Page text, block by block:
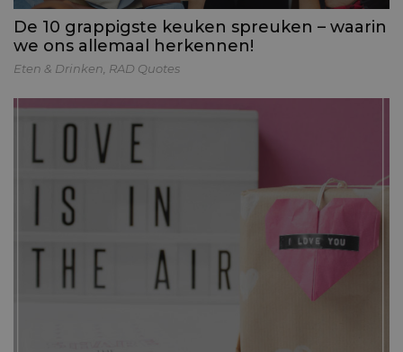
De 10 grappigste keuken spreuken – waarin
we ons allemaal herkennen!
Eten & Drinken RAD Quotes